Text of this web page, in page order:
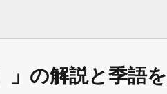
」の解説と季語